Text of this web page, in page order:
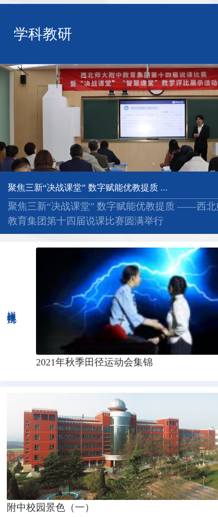
学科教研
聚焦三新“决战课堂” 数字赋能优教提质 ...
聚焦三新“决战课堂” 数字赋能优教提质 ——西北
教育集团第十四届说课比赛圆满举行
2021年秋季田径运动会集锦
附中校园景色（一）